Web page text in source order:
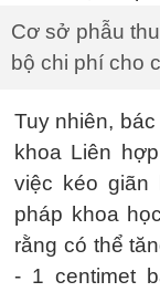
Cơ sở phẫu
bộ chi phí cho
Tuy nhiên,
khoa Liên
việc kéo giãn
pháp khoa
rằng có thể
- 1 centimet